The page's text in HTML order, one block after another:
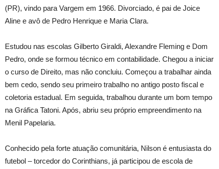
(PR), vindo para Vargem em 1966. Divorciado, é pai de Joice
Aline e avô de Pedro Henrique e Maria Clara.
Estudou nas escolas Gilberto Giraldi, Alexandre Fleming e Dom
Pedro, onde se formou técnico em contabilidade. Chegou a iniciar
o curso de Direito, mas não concluiu. Começou a trabalhar ainda
bem cedo, sendo seu primeiro trabalho no antigo posto fiscal e
coletoria estadual. Em seguida, trabalhou durante um bom tempo
na Gráfica Tatoni. Após, abriu seu próprio empreendimento na
Menil Papelaria.
Conhecido pela forte atuação comunitária, Nilson é entusiasta do
futebol – torcedor do Corinthians, já participou de escola de